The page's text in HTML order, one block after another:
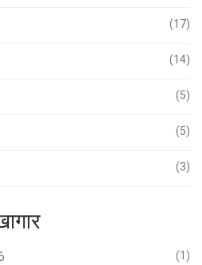
(17)
(14)
(5)
(5)
(3)
(1)